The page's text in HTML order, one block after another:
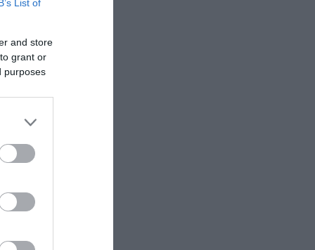
List of
and store
grant or
purposes
που